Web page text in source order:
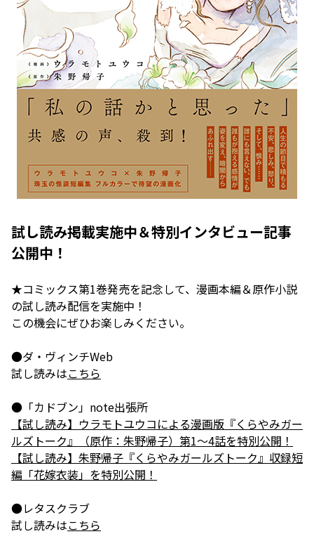
試し読み掲載実施中＆特別インタビュー記事
公開中！
★コミックス第1巻発売を記念して、漫画本編＆原作小説
の試し読み配信を実施中！
この機会にぜひお楽しみください。
●ダ・ヴィンチWeb
試し読みはこちら
【試し読み】ウラモトユウコによる漫画版『くらやみガー
ルズトーク』（原作：朱野帰子）第1～4話を特別公開！
【試し読み】朱野帰子『くらやみガールズトーク』収録短
編「花嫁衣装」を特別公開！
●レタスクラブ
試し読みはこちら